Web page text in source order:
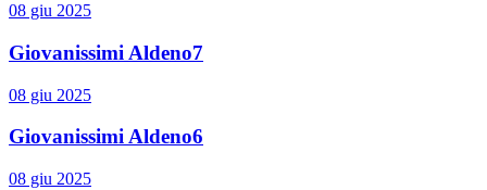
08 giu 2025
Giovanissimi Aldeno7
08 giu 2025
Giovanissimi Aldeno6
08 giu 2025